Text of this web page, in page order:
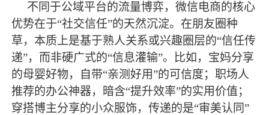
不同于公域平台的流量博弈，微信电商的核心
优势在于“社交信任”的天然沉淀。在朋友圈种
草，本质上是基于熟人关系或兴趣圈层的“信任传
递”，而非硬广式的“信息灌输”。比如，宝妈分享
的母婴好物，自带“亲测好用”的可信度；职场人
推荐的办公神器，暗含“提升效率”的实用价值；
穿搭博主分享的小众服饰，传递的是“审美认同”